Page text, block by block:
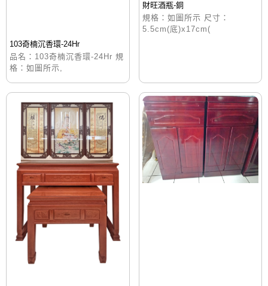
103奇楠沉香環-24Hr
品名：103奇楠沉香環-24Hr 規
格：如圖所示,
財旺酒瓶-銅
規格：如圖所示 尺寸：
5.5cm(底)x17cm(